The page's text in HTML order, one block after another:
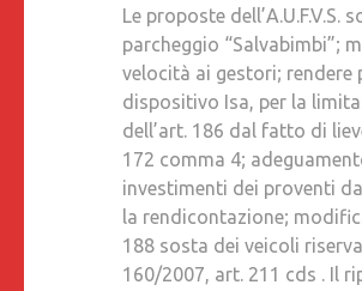
Le proposte
parcheggio “Salvabimbi”;
velocità ai gestori; rendere
dispositivo Isa, per la
dell’art. 186 dal fatto di
172 comma 4;
investimenti dei proventi
la rendicontazione;
188 sosta dei veicoli
160/2007, art. 211 cds . Il